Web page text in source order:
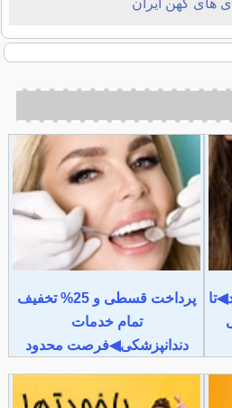
های کهن ایران
پرداخت قسطی و 25% تخفیف
تمام خدمات
دندانپزشکی◀فرصت محدود